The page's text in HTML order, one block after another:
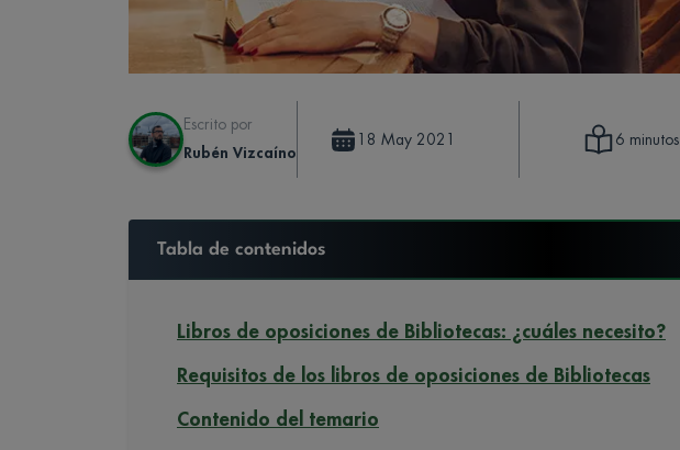
Escrito por
Rubén Vizcaíno
18 May 2021 6 minutos
Tabla de contenidos
Libros de oposiciones de Bibliotecas: ¿cuáles necesito?
Requisitos de los libros de oposiciones de Bibliotecas
Contenido del temario